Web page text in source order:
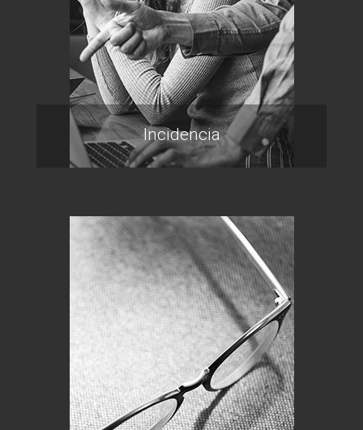
Incidencia